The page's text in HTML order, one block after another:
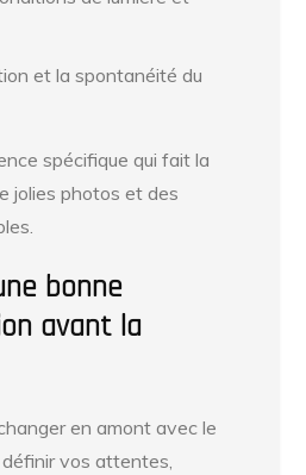
et la spontanéité du
spécifique qui fait la
jolies photos et des
bonne
avant la
en amont avec le
vos attentes,